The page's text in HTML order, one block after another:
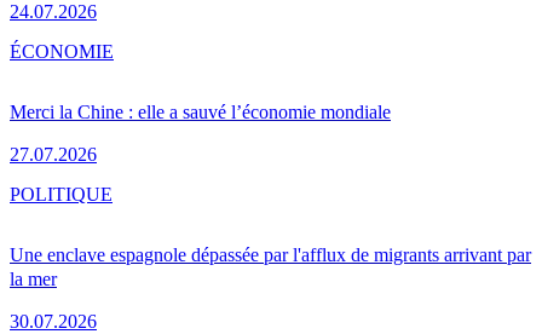
24.07.2026
Merci la Chine : elle a sauvé l’économie mondiale
27.07.2026
ÉCONOMIE
Une enclave espagnole dépassée par l'afflux de migrants arrivant par
la mer
30.07.2026
POLITIQUE